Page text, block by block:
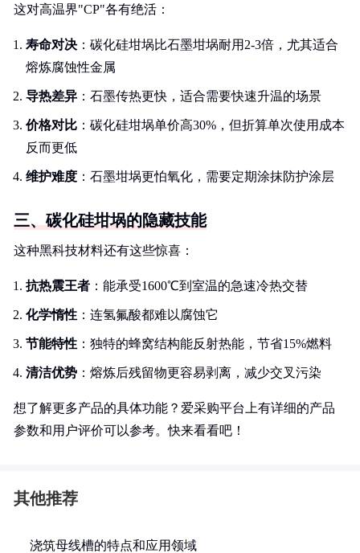
这对高温界"CP"各有绝活：
寿命对决 ：碳化硅坩埚比石墨坩埚耐用2-3倍，尤其适合
熔炼腐蚀性金属
导热差异 ：石墨传热更快，适合需要快速升温的场景
价格对比 ：碳化硅坩埚单价高30%，但折算单次使用成本
反而更低
维护难度 ：石墨坩埚更怕氧化，需要定期涂抹防护涂层
三、碳化硅坩埚的隐藏技能
这种黑科技材料还有这些惊喜：
抗热震王者 ：能承受1600℃到室温的急速冷热交替
化学惰性 ：连氢氟酸都难以腐蚀它
节能特性 ：独特的蜂窝结构能反射热能，节省15%燃料
清洁优势 ：熔炼后残留物更容易剥离，减少交叉污染
想了解更多产品的具体功能？爱采购平台上有详细的产品
参数和用户评价可以参考。快来看看吧！
其他推荐
浇筑母线槽的特点和应用领域